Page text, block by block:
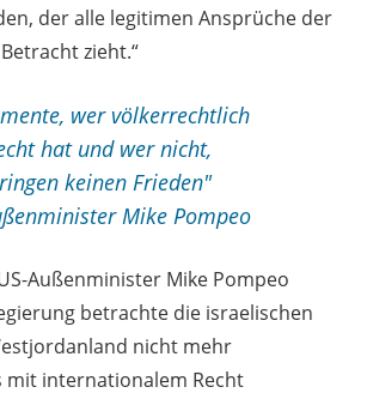
der alle legitimen Ansprüche der
zieht.“
wer völkerrechtlich
hat und wer nicht,
keinen Frieden"
Mike Pompeo
Außenminister Mike Pompeo
betrachte die israelischen
nicht mehr
mit internationalem Recht